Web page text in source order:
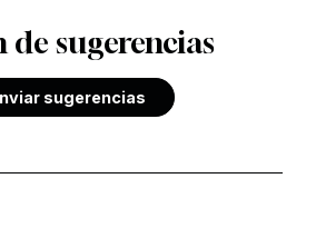
de sugerencias
sugerencias